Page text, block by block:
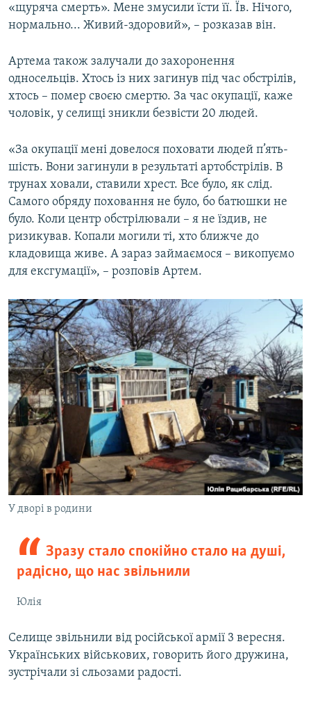
«щуряча смерть». Мене змусили їсти її. Їв. Нічого,
нормально... Живий-здоровий», – розказав він.
Артема також залучали до захоронення
односельців. Хтось із них загинув під час обстрілів,
хтось – помер своєю смертю. За час окупації, каже
чоловік, у селищі зникли безвісти 20 людей.
«За окупації мені довелося поховати людей п’ять-
шість. Вони загинули в результаті артобстрілів. В
трунах ховали, ставили хрест. Все було, як слід.
Самого обряду поховання не було, бо батюшки не
було. Коли центр обстрілювали – я не їздив, не
ризикував. Копали могили ті, хто ближче до
кладовища живе. А зараз займаємося – викопуємо
для ексгумації», – розповів Артем.
У дворі в родини
Зразу стало спокійно стало на душі,
радісно, що нас звільнили
Юлія
Селище звільнили від російської армії 3 вересня.
Українських військових, говорить його дружина,
зустрічали зі сльозами радості.